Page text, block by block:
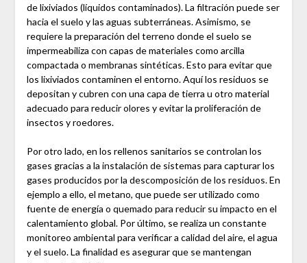
de lixiviados (líquidos contaminados). La filtración puede ser
hacia el suelo y las aguas subterráneas. Asimismo, se
requiere la preparación del terreno donde el suelo se
impermeabiliza con capas de materiales como arcilla
compactada o membranas sintéticas. Esto para evitar que
los lixiviados contaminen el entorno. Aquí los residuos se
depositan y cubren con una capa de tierra u otro material
adecuado para reducir olores y evitar la proliferación de
insectos y roedores.
Por otro lado, en los rellenos sanitarios se controlan los
gases gracias a la instalación de sistemas para capturar los
gases producidos por la descomposición de los residuos. En
ejemplo a ello, el metano, que puede ser utilizado como
fuente de energía o quemado para reducir su impacto en el
calentamiento global. Por último, se realiza un constante
monitoreo ambiental para verificar a calidad del aire, el agua
y el suelo. La finalidad es asegurar que se mantengan